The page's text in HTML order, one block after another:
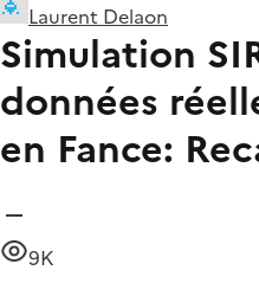
Laurent Delaon
Simulation
données
en Fance:
9K